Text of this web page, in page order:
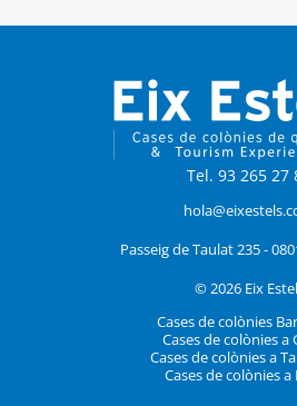
Tel. 93 265 27
Passeig de Taulat 235 -
© 2026 Eix
Cases de colònies
Cases de colònies a
Cases de colònies a
Cases de colònies a